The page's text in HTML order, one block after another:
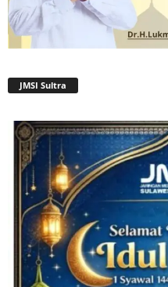
JMSI Sultra